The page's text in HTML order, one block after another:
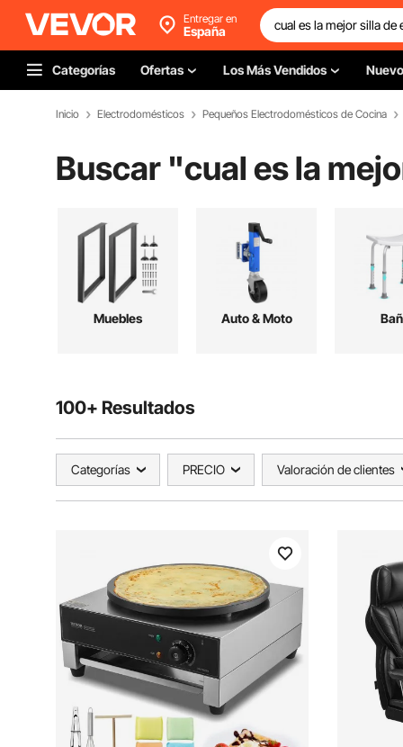
Entregar en
España
Categorías Ofertas Los Más Vendidos Nuevo
Inicio Electrodomésticos Pequeños Electrodomésticos de Cocina
Buscar "cual es la
Muebles Auto & Moto
100+ Resultados
Categorías PRECIO Valoración de clientes